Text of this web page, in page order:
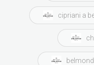
cipriani a